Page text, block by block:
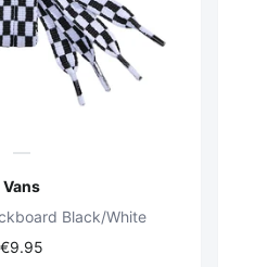
Vans
Black/White
€9.95